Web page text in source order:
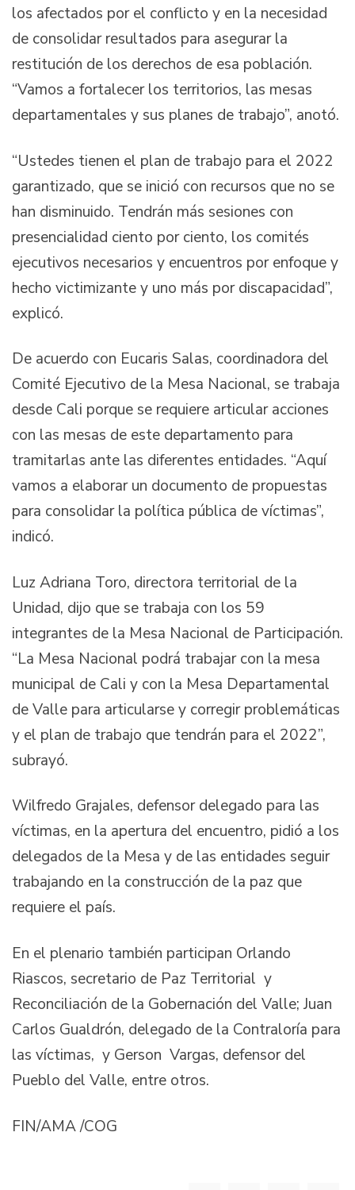
los afectados por el conflicto y en la necesidad
de consolidar resultados para asegurar la
restitución de los derechos de esa población.
“Vamos a fortalecer los territorios, las mesas
departamentales y sus planes de trabajo”, anotó.
“Ustedes tienen el plan de trabajo para el 2022
garantizado, que se inició con recursos que no se
han disminuido. Tendrán más sesiones con
presencialidad ciento por ciento, los comités
ejecutivos necesarios y encuentros por enfoque y
hecho victimizante y uno más por discapacidad”,
explicó.
De acuerdo con Eucaris Salas, coordinadora del
Comité Ejecutivo de la Mesa Nacional, se trabaja
desde Cali porque se requiere articular acciones
con las mesas de este departamento para
tramitarlas ante las diferentes entidades. “Aquí
vamos a elaborar un documento de propuestas
para consolidar la política pública de víctimas”,
indicó.
Luz Adriana Toro, directora territorial de la
Unidad, dijo que se trabaja con los 59
integrantes de la Mesa Nacional de Participación.
“La Mesa Nacional podrá trabajar con la mesa
municipal de Cali y con la Mesa Departamental
de Valle para articularse y corregir problemáticas
y el plan de trabajo que tendrán para el 2022”,
subrayó.
Wilfredo Grajales, defensor delegado para las
víctimas, en la apertura del encuentro, pidió a los
delegados de la Mesa y de las entidades seguir
trabajando en la construcción de la paz que
requiere el país.
En el plenario también participan Orlando
Riascos, secretario de Paz Territorial y
Reconciliación de la Gobernación del Valle; Juan
Carlos Gualdrón, delegado de la Contraloría para
las víctimas, y Gerson Vargas, defensor del
Pueblo del Valle, entre otros.
FIN/AMA /COG